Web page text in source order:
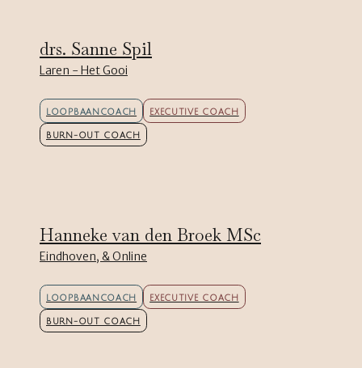
drs. Sanne Spil
Laren - Het Gooi
LOOPBAANCOACH EXECUTIVE COACH
BURN-OUT COACH
Hanneke van den Broek MSc
Eindhoven, & Online
LOOPBAANCOACH EXECUTIVE COACH
BURN-OUT COACH